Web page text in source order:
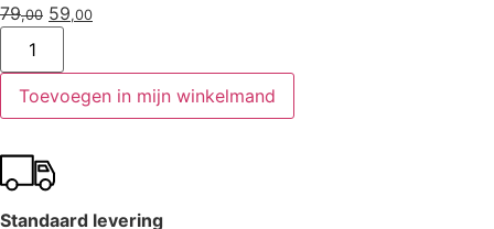
79,00 59,00
Toevoegen in mijn winkelmand
Standaard levering